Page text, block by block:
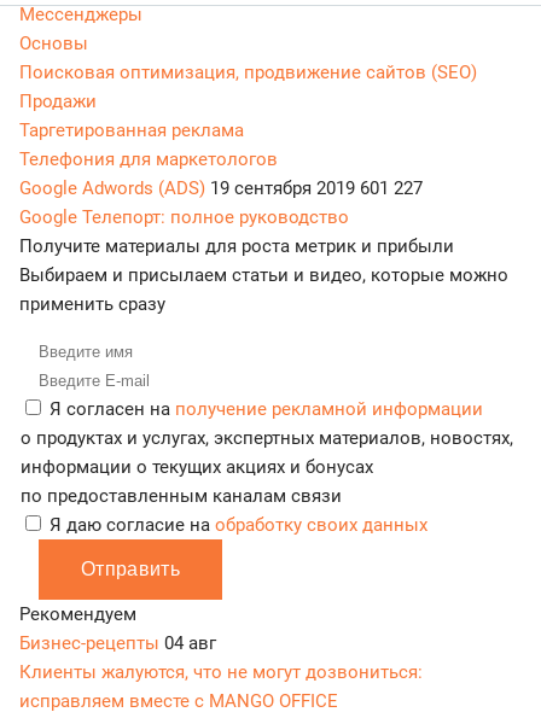
Мессенджеры
Основы
Поисковая оптимизация, продвижение сайтов (SEO)
Продажи
Таргетированная реклама
Телефония для маркетологов
Google Adwords (ADS) 19 сентября 2019 601 227
Google Телепорт: полное руководство
Получите материалы для роста метрик и прибыли
Выбираем и присылаем статьи и видео, которые можно
применить сразу
Я согласен на получение рекламной информации
о продуктах и услугах, экспертных материалов, новостях,
информации о текущих акциях и бонусах
по предоставленным каналам связи
Я даю согласие на обработку своих данных
Отправить
Рекомендуем
Бизнес-рецепты 04 авг
Клиенты жалуются, что не могут дозвониться:
исправляем вместе с MANGO OFFICE